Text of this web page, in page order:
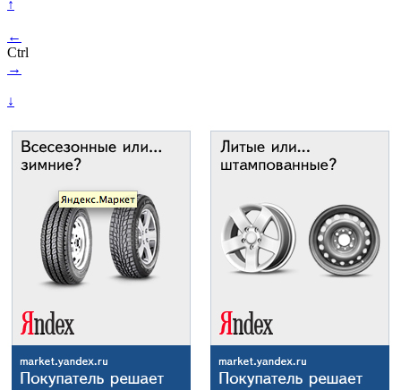
↑
←
Ctrl
→
↓